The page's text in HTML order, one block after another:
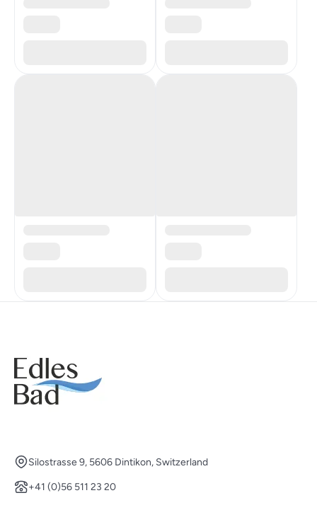
Silostrasse 9, 5606 Dintikon, Switzerland
+41 (0)56 511 23 20